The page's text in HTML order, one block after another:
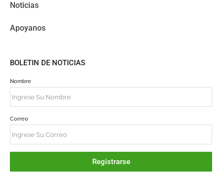
Noticias
Apoyanos
BOLETIN DE NOTICIAS
Nombre
Correo
Registrarse